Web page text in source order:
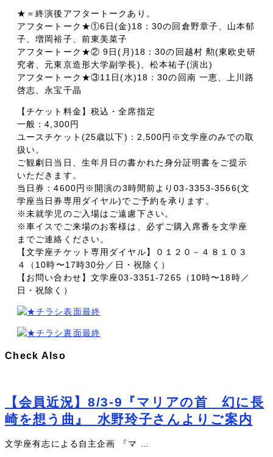
★＝終演後アフタートークあり。
アフタートーク★①6日(金)18：30の回倉野章子、山本郁
子、増岡裕子、前東美菜子
アフタートーク★② 9日(月)18：30の回越村 勲(東欧史研
究者、元東京造形大学副学長)、松本祐子(演出)
アフタートーク★③11日(水)18：30の回南 一恵、上川路
啓志、永宝千晶
【チケット料金】税込・全席指定
一般：4,300円
ユースチケット(25歳以下)：2,500円※文学座のみでの取
扱い。
ご観劇日当日、生年月日の書かれた身分証明書をご提示
いただきます。
当日券：4600円※開演の3時間前より03-3353-3566(文
学座当日券専用ダイヤル)でご予約を承ります。
※未就学児のご入場はご遠慮下さい。
※車イスでご来場のお客様は、必ずご購入席番を文学座
までご連絡ください。
【文学座チケット専用ダイヤル】０１２０－４８１０３
４（10時〜17時30分／日・祝除く）
【お問い合わせ】文学座03-3351-7265（10時〜18時／
日・祝除く）
Check Also
【会員近況】8/3-9『マリアの首 幻に長
崎を想う曲』_水野玲子さんよりご案内
文学座有志による自主企画 『マ …